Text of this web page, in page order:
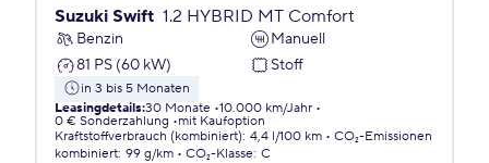
Suzuki Swift 1.2 HYBRID MT Comfort
Benzin
Manuell
81 PS (60 kW)
Stoff
in 3 bis 5 Monaten
Leasingdetails:30 Monate 10.000 km/Jahr
0 € Sonderzahlung
mit Kaufoption
Kraftstoffverbrauch (kombiniert): 4,4 l/100 km
CO₂-Emissionen
kombiniert: 99 g/km CO₂-Klasse: C